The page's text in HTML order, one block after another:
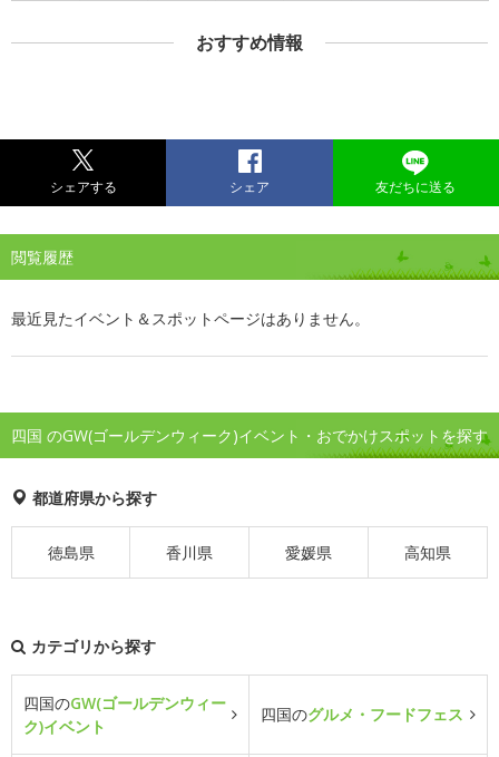
おすすめ情報
シェアする シェア 友だちに送る
閲覧履歴
最近見たイベント＆スポットページはありません。
四国 のGW(ゴールデンウィーク)イベント・おでかけスポットを探す
都道府県から探す
徳島県 香川県 愛媛県 高知県
カテゴリから探す
四国のGW(ゴールデンウィー
ク)イベント
四国のグルメ・フードフェス